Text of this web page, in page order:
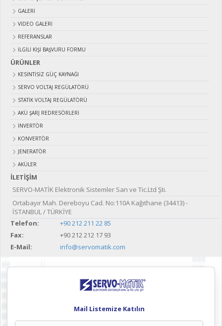
GALERI
VIDEO GALERI
REFERANSLAR
İLGILI KIŞI BAŞVURU FORMU
ÜRÜNLER
KESİNTİSİZ GÜÇ KAYNAĞI
SERVO VOLTAJ REGÜLATÖRÜ
STATİK VOLTAJ REGÜLATÖRÜ
AKÜ ŞARJ REDRESÖRLERİ
İNVERTÖR
KONVERTÖR
JENERATÖR
AKÜLER
İLETİŞİM
SERVO-MATİK Elektronik Sistemler San ve Tic.Ltd Şti.
Ortabayır Mah. Dereboyu Cad. No:110A Kağıthane (34413) -
İSTANBUL / TÜRKİYE
Telefon:
+90 212 211 22 85
Fax:
+90 212 212 17 93
E-Mail:
info@servomatik.com
Mail Listemize Katılın